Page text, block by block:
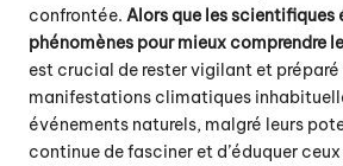
confrontée. Alors que les scientifiques
phénomènes pour mieux comprendre
est crucial de rester vigilant et
manifestations climatiques
événements naturels, malgré leurs
continue de fasciner et d’éduquer